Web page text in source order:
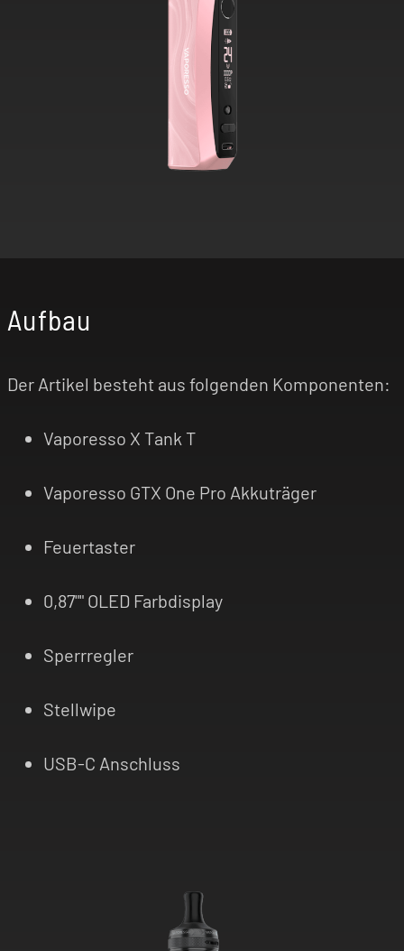
Aufbau
Der Artikel besteht aus folgenden Komponenten:
Vaporesso X Tank T
Vaporesso GTX One Pro Akkuträger
Feuertaster
0,87"" OLED Farbdisplay
Sperrregler
Stellwipe
USB-C Anschluss